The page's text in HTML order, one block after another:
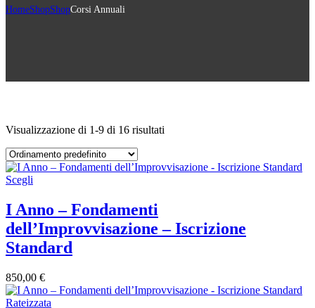
HomeShopShopCorsi Annuali
Visualizzazione di 1-9 di 16 risultati
Scegli
I Anno – Fondamenti
dell’Improvvisazione – Iscrizione
Standard
850,00 €